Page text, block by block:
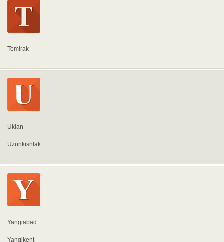
Temirak
Uklan
Uzunkishlak
Yangiabad
Yangikent